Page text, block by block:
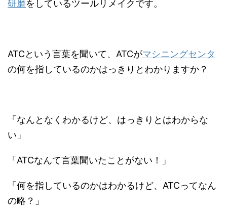
研磨をしているツールリメイクです。
ATCという言葉を聞いて、ATCがマシニングセンタ
の何を指しているのかはっきりとわかりますか？
「なんとなくわかるけど、はっきりとはわからな
い」
「ATCなんて言葉聞いたことがない！」
「何を指しているのかはわかるけど、ATCってなん
の略？」